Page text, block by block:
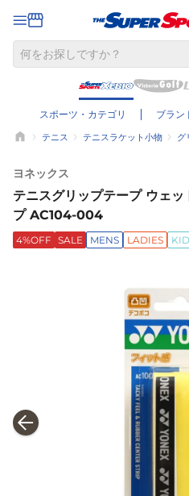
スポーツ・カテゴリ ブラン
テニス テニスラケット小物 グ
ヨネックス
テニスグリップテープ ウェ
プ AC104-004
4%OFF SALE MENS LADIES